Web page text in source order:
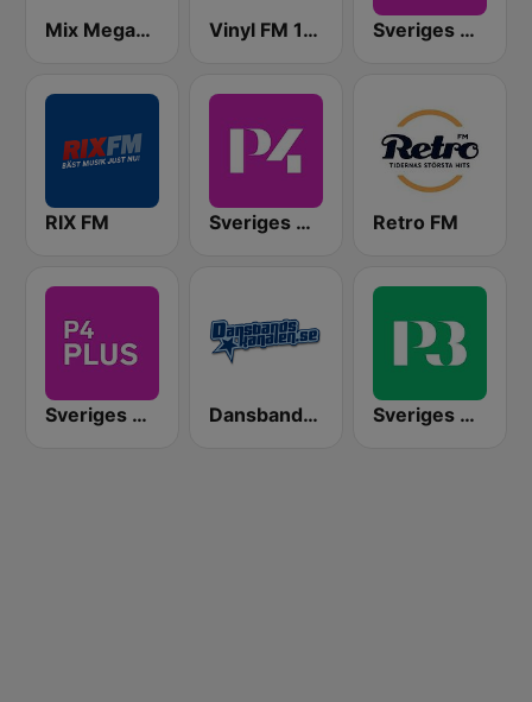
Mix Megapol Göteborg Vinyl FM 107 Sveriges Radio P4 Malmöhus
RIX FM Sveriges Radio P4 Stockholm Retro FM
Sveriges Radio P4 Plus Dansbandskanalen Sveriges Radio P3